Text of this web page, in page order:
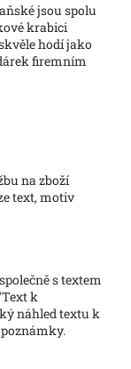
jsou spolu
krabici
hodí jako
firemním
na zboží
text, motiv
s textem
k
náhled textu k